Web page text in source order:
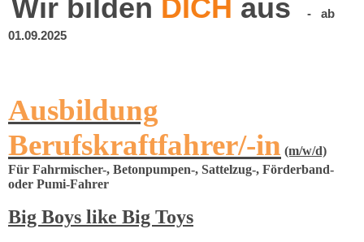
Wir bilden DICH aus
- ab
01.09.2025
Ausbildung
Berufskraftfahrer/-in (m/w/d)
Für Fahrmischer-, Betonpumpen-, Sattelzug-, Förderband-
oder Pumi-Fahrer
Big Boys like Big Toys